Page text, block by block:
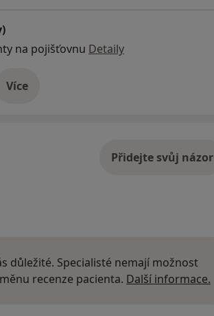
na pojišťovnu Detaily
Víceo adrese
Přidejte svůj názor
důležité. Specialisté nemají možnost
recenze pacienta. Další informace.